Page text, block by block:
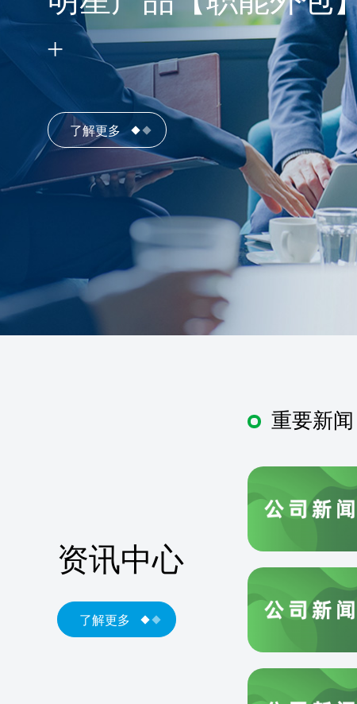
了解更多
资讯中心
了解更多
重要新闻